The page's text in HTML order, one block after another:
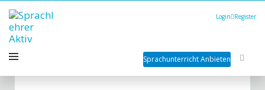
Login Register
Sprachunterricht Anbieten